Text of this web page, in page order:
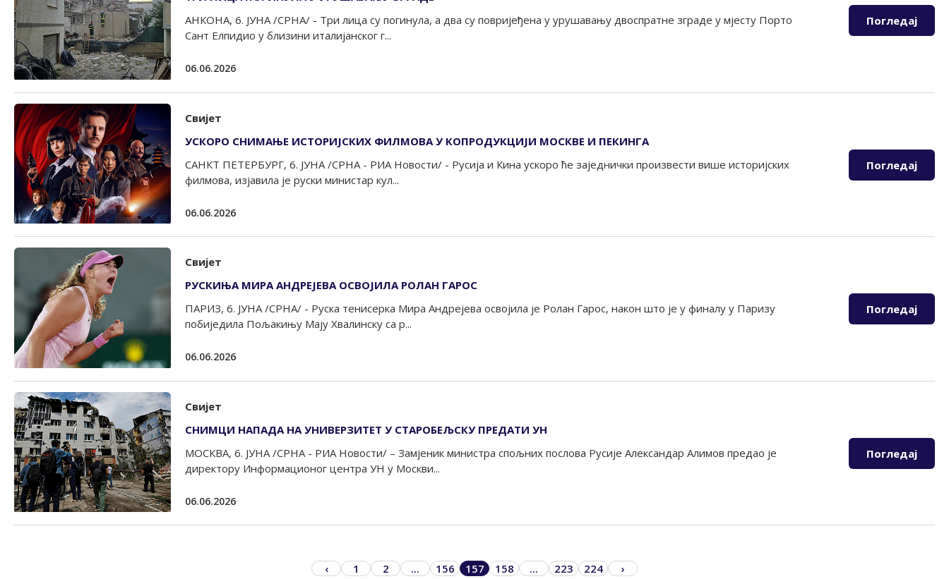
АНКОНА, 6. ЈУНА /СРНА/ - Tри лица су погинула, а два су повријеђена у урушавању двоспратне зграде у мјесту Порто
Сант Елпидио у близини италијанског г...
06.06.2026
Погледај
Свијет
УСКОРО СНИМАЊЕ ИСТОРИЈСКИХ ФИЛМОВА У КОПРОДУКЦИЈИ МОСКВЕ И ПЕКИНГА
САНКТ ПЕТЕРБУРГ, 6. ЈУНА /СРНА - РИА Новости/ - Русија и Кина ускоро ће заједнички произвести више историјских
филмова, изјавила је руски министар кул...
06.06.2026
Погледај
Свијет
РУСКИЊА МИРА АНДРЕЈЕВА ОСВОЈИЛА РОЛАН ГАРОС
ПАРИЗ, 6. ЈУНА /СРНА/ - Руска тенисерка Мира Андрејева освојила је Ролан Гарос, након што је у финалу у Паризу
побиједила Пољакињу Мају Хвалинску са р...
06.06.2026
Погледај
Свијет
СНИМЦИ НАПАДА НА УНИВЕРЗИТЕТ У СТАРОБЕЉСКУ ПРЕДАТИ УН
МОСКВА, 6. ЈУНА /СРНА - РИА Новости/ – Замјеник министра спољних послова Русије Александар Алимов предао је
директору Информационог центра УН у Москви...
06.06.2026
Погледај
‹ 1 2 ... 156 157 158 ... 223 224 ›